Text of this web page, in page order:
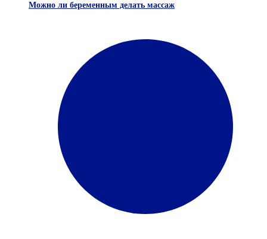
Можно ли беременным делать массаж